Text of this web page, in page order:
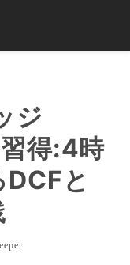
ジ
得:4時
と